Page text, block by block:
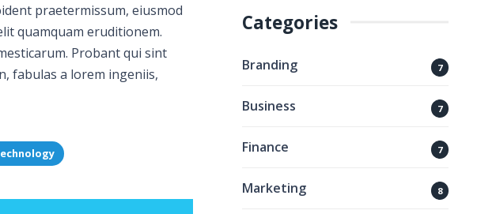
praetermissum, eiusmod
quamquam eruditionem.
Probant qui sint
fabulas a lorem ingeniis,
Categories
Branding 7
Business 7
Finance 7
Marketing 8